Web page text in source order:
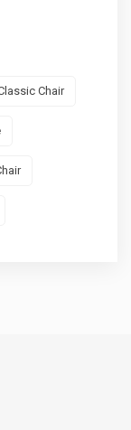
Chair